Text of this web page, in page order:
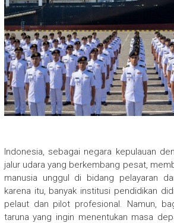
Indonesia, sebagai negara kepulauan
jalur udara yang berkembang pesat,
manusia unggul di bidang pelayaran
karena itu, banyak institusi pendidikan
pelaut dan pilot profesional. Namun,
taruna yang ingin menentukan masa